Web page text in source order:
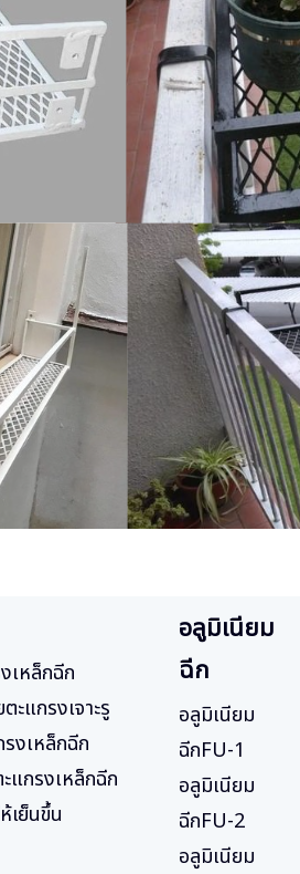
เหล็กฉีก
แกรงเจาะรู
งเหล็กฉีก
แกรงเหล็กฉีก
เย็นขึ้น
อลูมิเนียม
ฉีก
อลูมิเนียม
ฉีกFU-1
อลูมิเนียม
ฉีกFU-2
อลูมิเนียม